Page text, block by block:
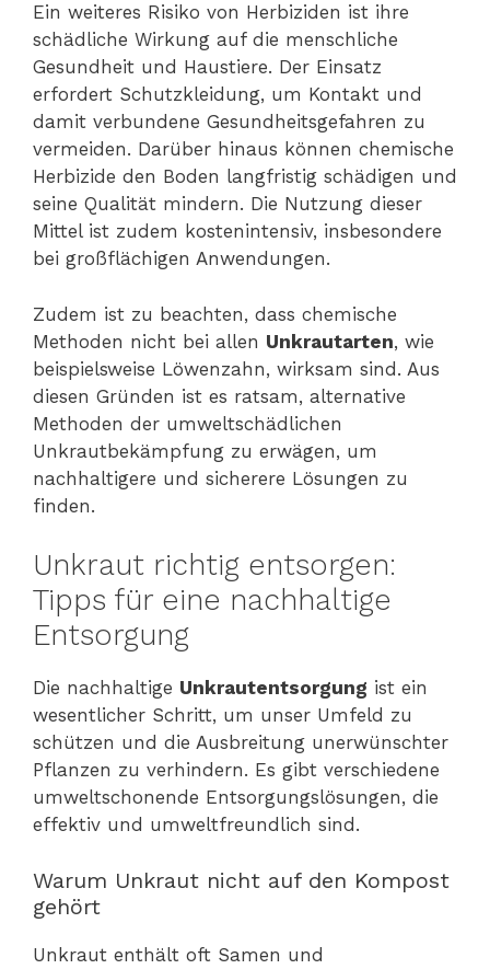
Ein weiteres Risiko von Herbiziden ist ihre
schädliche Wirkung auf die menschliche
Gesundheit und Haustiere. Der Einsatz
erfordert Schutzkleidung, um Kontakt und
damit verbundene Gesundheitsgefahren zu
vermeiden. Darüber hinaus können chemische
Herbizide den Boden langfristig schädigen und
seine Qualität mindern. Die Nutzung dieser
Mittel ist zudem kostenintensiv, insbesondere
bei großflächigen Anwendungen.
Zudem ist zu beachten, dass chemische
Methoden nicht bei allen Unkrautarten, wie
beispielsweise Löwenzahn, wirksam sind. Aus
diesen Gründen ist es ratsam, alternative
Methoden der umweltschädlichen
Unkrautbekämpfung zu erwägen, um
nachhaltigere und sicherere Lösungen zu
finden.
Unkraut richtig entsorgen:
Tipps für eine nachhaltige
Entsorgung
Die nachhaltige Unkrautentsorgung ist ein
wesentlicher Schritt, um unser Umfeld zu
schützen und die Ausbreitung unerwünschter
Pflanzen zu verhindern. Es gibt verschiedene
umweltschonende Entsorgungslösungen, die
effektiv und umweltfreundlich sind.
Warum Unkraut nicht auf den Kompost
gehört
Unkraut enthält oft Samen und